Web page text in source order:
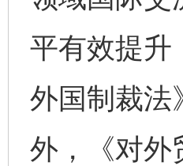
平有效提升
外国制裁法
外，《对外
完善运行机制助力责任有